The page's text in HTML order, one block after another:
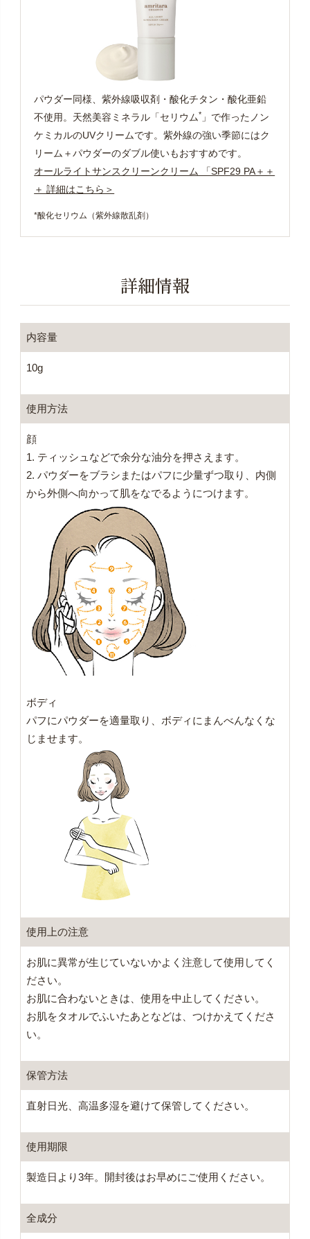
パウダー同様、紫外線吸収剤・酸化チタン・酸化亜鉛
不使用。天然美容ミネラル「セリウム* 」で作ったノン
ケミカルのUVクリームです。紫外線の強い季節にはク
リーム＋パウダーのダブル使いもおすすめです。
オールライトサンスクリーンクリーム 「SPF29 PA＋＋
＋ 詳細はこちら＞
*酸化セリウム（紫外線散乱剤）
詳細情報
内容量
10g
使用方法
顔
1. ティッシュなどで余分な油分を押さえます。
2. パウダーをブラシまたはパフに少量ずつ取り、内側
から外側へ向かって肌をなでるようにつけます。
ボディ
パフにパウダーを適量取り、ボディにまんべんなくな
じませます。
使用上の注意
お肌に異常が生じていないかよく注意して使用してく
ださい。
お肌に合わないときは、使用を中止してください。
お肌をタオルでふいたあとなどは、つけかえてくださ
い。
保管方法
直射日光、高温多湿を避けて保管してください。
使用期限
製造日より3年。開封後はお早めにご使用ください。
全成分